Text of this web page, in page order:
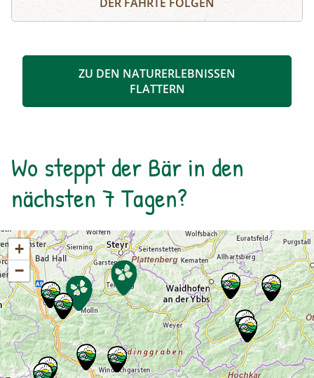
Klamm folgend geht es weiter bis zum Hintersee
mit Blick über den Talschluss mit seinen
ZU DEN NATURERLEBNISSEN
FLATTERN
Wo steppt der Bär in den
nächsten 7 Tagen?
+
−